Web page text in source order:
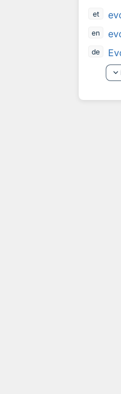
et
en
de
keyboard_arrow_down